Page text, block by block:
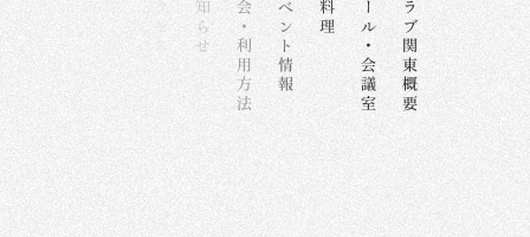
優雅で
快適な空間。